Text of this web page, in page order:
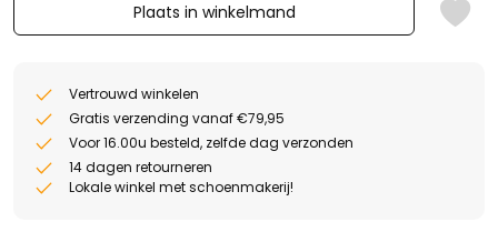
Plaats in winkelmand
Vertrouwd winkelen
Gratis verzending vanaf €79,95
Voor 16.00u besteld, zelfde dag verzonden
14 dagen retourneren
Lokale winkel met schoenmakerij!